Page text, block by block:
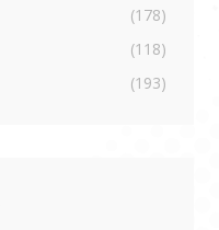
(178)
(118)
(193)